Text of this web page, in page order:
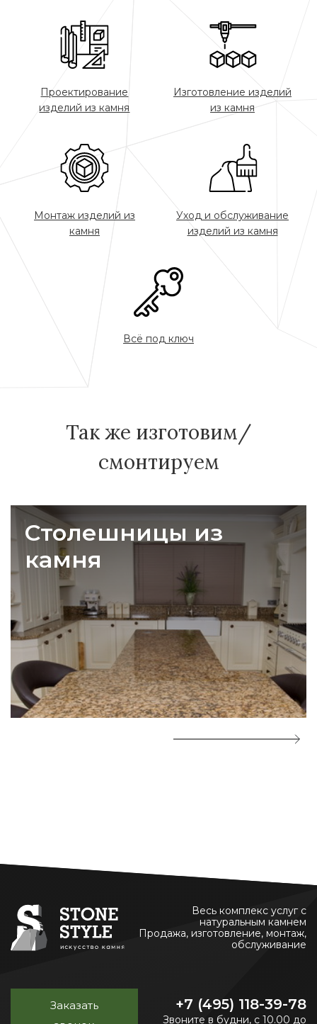
Проектирование
изделий из камня
Изготовление изделий
из камня
Монтаж изделий из
камня
Уход и обслуживание
изделий из камня
Всё под ключ
Так же изготовим/
смонтируем
Столешницы из
камня
Весь комплекс услуг с
натуральным камнем
Продажа, изготовление, монтаж,
обслуживание
Заказать
+7 (495) 118-39-78
Звоните в будни, с 10.00 до